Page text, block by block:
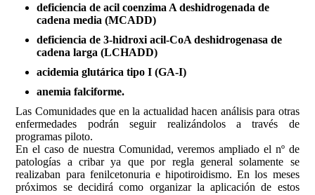
deficiencia de acil coenzima A deshidrogenada de
cadena media (MCADD)
deficiencia de 3-hidroxi acil-CoA deshidrogenasa de
cadena larga (LCHADD)
acidemia glutárica tipo I (GA-I)
anemia falciforme.
Las Comunidades que en la actualidad hacen análisis para otras
enfermedades podrán seguir realizándolos a través de
programas piloto.
En el caso de nuestra Comunidad, veremos ampliado el nº de
patologías a cribar ya que por regla general solamente se
realizaban para fenilcetonuria e hipotiroidismo. En los meses
próximos se decidirá como organizar la aplicación de estos